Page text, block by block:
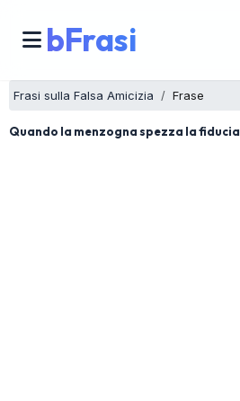
bFrasi
Frasi sulla Falsa Amicizia Frase
Quando la menzogna spezza la fiducia